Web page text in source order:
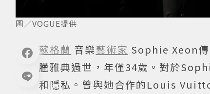
圖／VOGUE提供
蘇格蘭 音樂藝術家 Sophie Xeon
臘雅典過世，年僅34歲。對於
和隱私。曾與她合作的Louis